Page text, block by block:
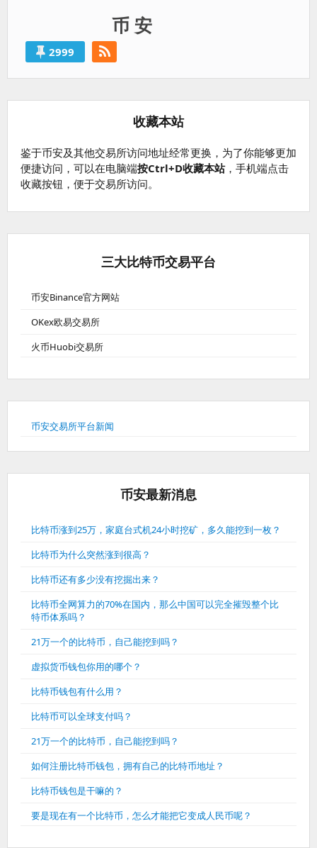
币 安
2999
收藏本站
鉴于币安及其他交易所访问地址经常更换，为了你能够更加
便捷访问，可以在电脑端按Ctrl+D收藏本站，手机端点击
收藏按钮，便于交易所访问。
三大比特币交易平台
币安Binance官方网站
OKex欧易交易所
火币Huobi交易所
币安交易所平台新闻
币安最新消息
比特币涨到25万，家庭台式机24小时挖矿，多久能挖到一枚？
比特币为什么突然涨到很高？
比特币还有多少没有挖掘出来？
比特币全网算力的70%在国内，那么中国可以完全摧毁整个比
特币体系吗？
21万一个的比特币，自己能挖到吗？
虚拟货币钱包你用的哪个？
比特币钱包有什么用？
比特币可以全球支付吗？
21万一个的比特币，自己能挖到吗？
如何注册比特币钱包，拥有自己的比特币地址？
比特币钱包是干嘛的？
要是现在有一个比特币，怎么才能把它变成人民币呢？